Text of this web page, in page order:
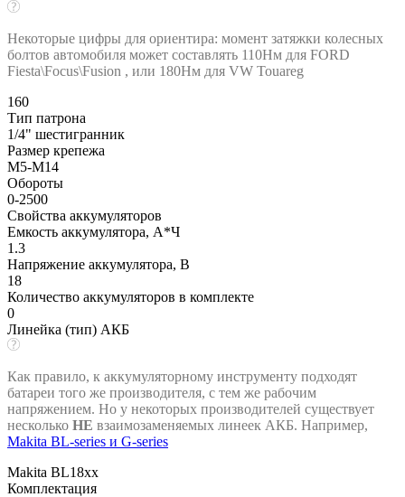
Некоторые цифры для ориентира: момент затяжки колесных
болтов автомобиля может составлять 110Нм для FORD
Fiesta\Focus\Fusion , или 180Нм для VW Touareg
160
Тип патрона
1/4" шестигранник
Размер крепежа
M5-M14
Обороты
0-2500
Свойства аккумуляторов
Емкость аккумулятора, А*Ч
1.3
Напряжение аккумулятора, В
18
Количество аккумуляторов в комплекте
0
Линейка (тип) АКБ
Как правило, к аккумуляторному инструменту подходят
батареи того же производителя, с тем же рабочим
напряжением. Но у некоторых производителей существует
несколько НЕ взаимозаменяемых линеек АКБ. Например,
Makita BL-series и G-series
Makita BL18xx
Комплектация